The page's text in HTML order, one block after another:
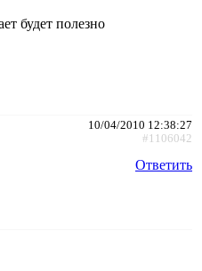
будет полезно
10/04/2010 12:38:27
#1106042
Ответить